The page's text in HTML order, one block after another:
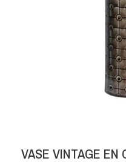
VASE VINTAGE EN